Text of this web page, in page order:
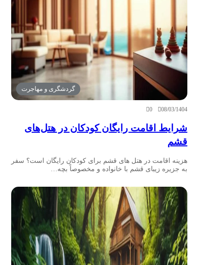
گردشگری و مهاجرت
08/03/1404
0
شرایط اقامت رایگان کودکان در هتل‌های
قشم
هزینه اقامت در هتل های قشم برای کودکان رایگان است؟ سفر
به جزیره زیبای قشم با خانواده و مخصوصاً بچه…